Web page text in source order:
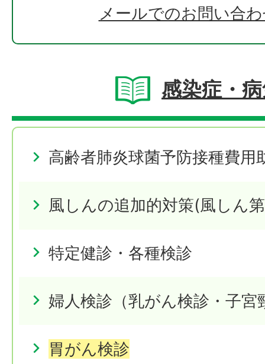
メールでのお問い合
感染症・
高齢者肺炎球菌予防接種費用
風しんの追加的対策(風しん
特定健診・各種検診
婦人検診（乳がん検診・子宮
胃がん検診